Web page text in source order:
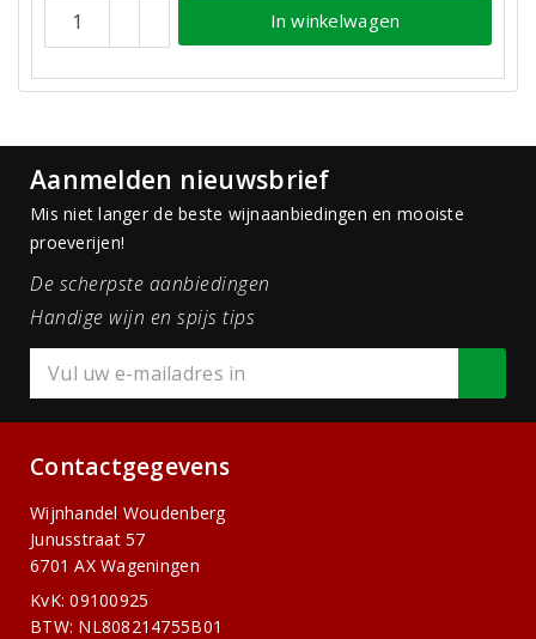
In winkelwagen
Aanmelden nieuwsbrief
Mis niet langer de beste wijnaanbiedingen en mooiste
proeverijen!
De scherpste aanbiedingen
Handige wijn en spijs tips
Contactgegevens
Wijnhandel Woudenberg
Junusstraat 57
6701 AX Wageningen
KvK: 09100925
BTW: NL808214755B01